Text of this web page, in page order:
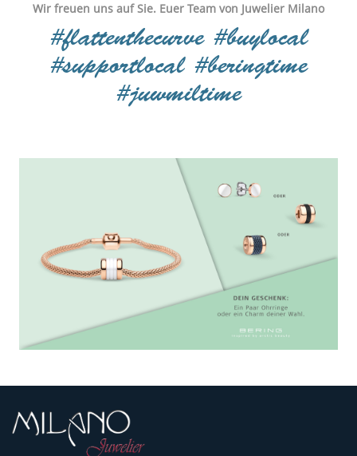
Wir freuen uns auf Sie. Euer Team von Juwelier Milano
#flattenthecurve #buylocal
#supportlocal #beringtime
#juwmiltime